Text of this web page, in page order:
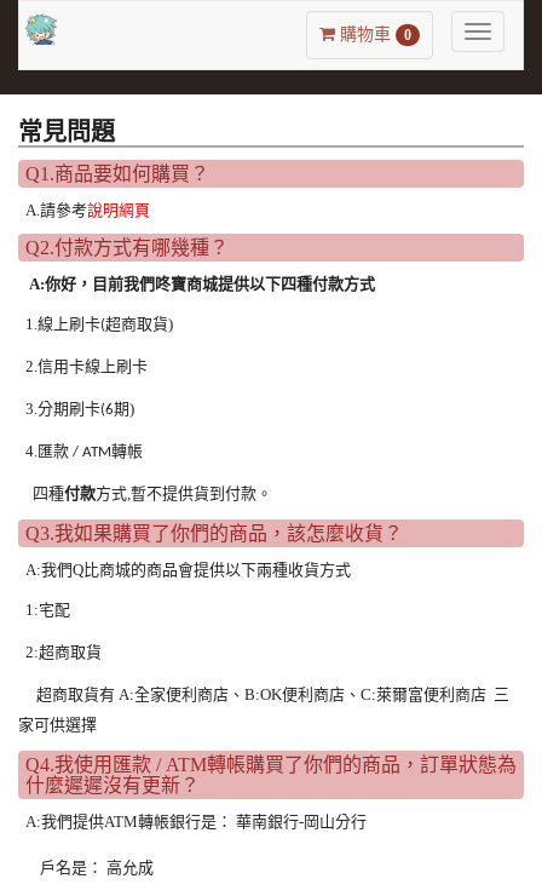
Toggle
購物車 0
常見問題
Q1.商品要如何購買？
A.請參考說明網頁
Q2.付款方式有哪幾種？
A:你好，目前我們咚寶商城提供以下四種付款方式
1.線上刷卡(超商取貨)
2.信用卡線上刷卡
3.分期刷卡(6期)
4.匯款 / ATM轉帳
四種付款方式,暫不提供貨到付款 。
Q3.我如果購買了你們的商品，該怎麼收貨？
A:我們Q比商城的商品會提供以下兩種收貨方式
1:宅配
2:超商取貨
超商取貨有 A:全家便利商店、B:OK便利商店、C:萊爾富便利商店 三
家可供選擇
Q4.我使用匯款 / ATM轉帳購買了你們的商品，訂單狀態為
什麼遲遲沒有更新？
A:我們提供ATM轉帳銀行是： 華南銀行-岡山分行
戶名是： 高允成